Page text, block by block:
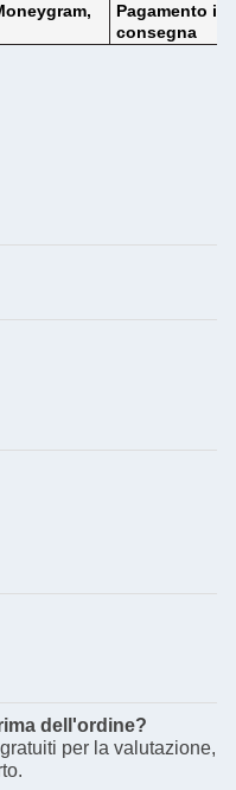
Pagamento
consegna
dell'ordine?
per la valutazione,